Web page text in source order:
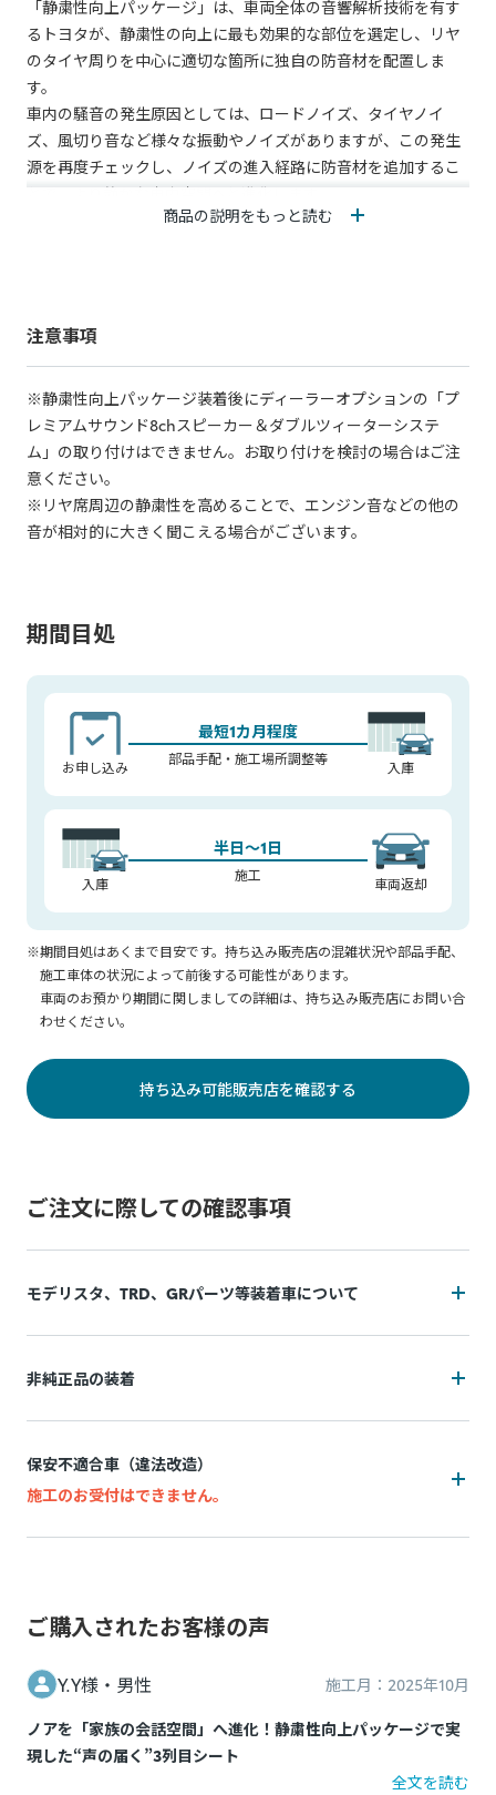
「静粛性向上パッケージ」は、車両全体の音響解析技術を有す
るトヨタが、静粛性の向上に最も効果的な部位を選定し、リヤ
のタイヤ周りを中心に適切な箇所に独自の防音材を配置しま
す。
車内の騒音の発生原因としては、ロードノイズ、タイヤノイ
ズ、風切り音など様々な振動やノイズがありますが、この発生
源を再度チェックし、ノイズの進入経路に防音材を追加するこ
とで、より静かな車内空間へと進化します。
数ある車の中でも、多くのファミリー層にご支持いただいてい
静粛性を実現しました。
定量的に評価する指標です。特に車室内のような騒音環境で、
乗員同士の会話がどれだけスムーズに行えるかを測るために使
われます。車内での快適性は、単に騒音を減らすだけでなく、
「人が明確に会話できる環境」を作ることが重要です
※ トヨタ自動車のテストコースにおいて、特定の環境条件下で
実施された場合の測定数値です(後席※2列目 100km/h)
で行うため、安心してお使いいただけます。
本WEBサイトからお申込みいただくことで、取付工賃込みの専
用価格にてご提供いたします(※価格は、税込、部品代、工賃込
み)。
商品の説明をもっと読む
注意事項
※静粛性向上パッケージ装着後にディーラーオプションの「プ
レミアムサウンド8chスピーカー＆ダブルツィーターシステ
ム」の取り付けはできません。お取り付けを検討の場合はご注
意ください。
※リヤ席周辺の静粛性を高めることで、エンジン音などの他の
音が相対的に大きく聞こえる場合がございます。
期間目処
お申し込み
最短1カ月程度
部品手配・施工場所調整等 入庫
入庫
半日～1日
施工 車両返却
※期間目処はあくまで目安です。持ち込み販売店の混雑状況や部品手配、
施工車体の状況によって前後する可能性があります。
車両のお預かり期間に関しましての詳細は、持ち込み販売店にお問い合
わせください。
持ち込み可能販売店を確認する
ご注文に際しての確認事項
モデリスタ、TRD、GRパーツ等装着車について
算となります。
ら対応致しますので、納期が通常以上になる場合がございま
脱着により装着部品が機能しなくなる、部品が劣化等で壊れ
てしまう可能性があります。標準施工以外の装着品の脱着な
どの作業品質の保証はし兼ねます。
キャンセル料がかかります。
非純正品の装着
追加費用(工賃・部品代)が発生する可能性がございます。
ないためです。
ら対応致しますので、納期が通常以上になる場合がございま
す。
非純正品アイテムが機能しなくなる、部品が劣化等で壊れて
保安不適合車（違法改造）
施工のお受付はできません。
例：灯火類・シート・窓ガラス・ドアミラー・スポイラーなど
保安基準不適合車の例を確認する
ご購入されたお客様の声
Y.Y様・ 男性 施工月： 2025年10月
ノアを「家族の会話空間」へ進化！静粛性向上パッケージで実
現した“声の届く”3列目シート
全文を読む